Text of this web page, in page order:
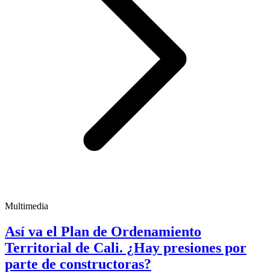
Multimedia
Así va el Plan de Ordenamiento
Territorial de Cali. ¿Hay presiones por
parte de constructoras?